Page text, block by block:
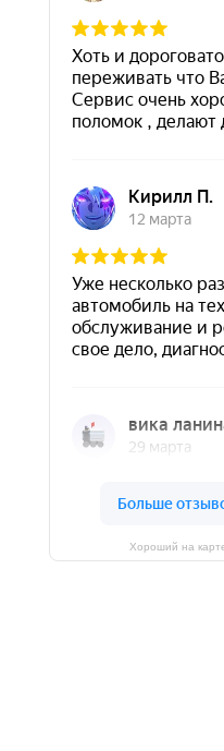
Хороший на